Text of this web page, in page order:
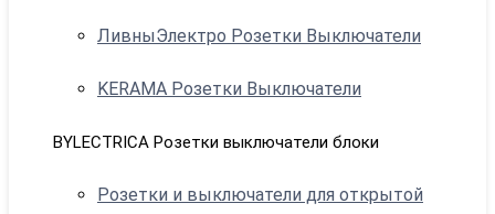
ЛивныЭлектро Розетки Выключатели
KERAMA Розетки Выключатели
BYLECTRICA Розетки выключатели блоки
Розетки и выключатели для открытой